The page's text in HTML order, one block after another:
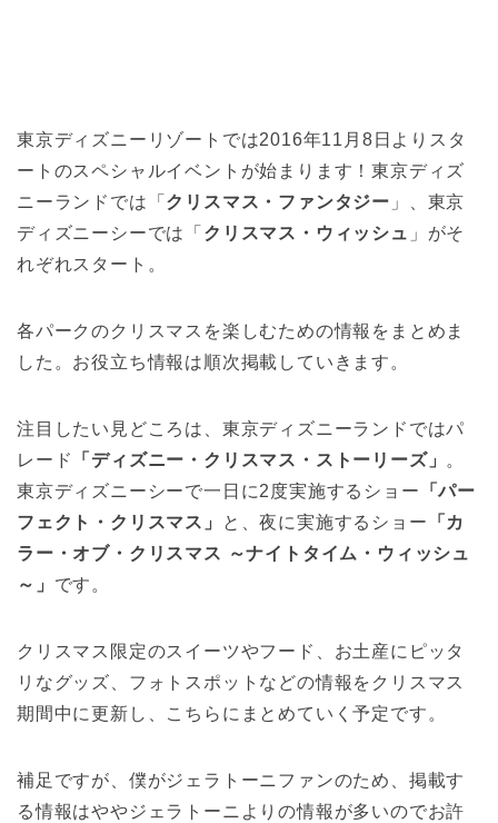
東京ディズニーリゾートでは2016年11月8日よりスタ
ートのスペシャルイベントが始まります！東京ディズ
ニーランドでは「 クリスマス・ファンタジー 」、東京
ディズニーシーでは「 クリスマス・ウィッシュ 」がそ
れぞれスタート。
各パークのクリスマスを楽しむための情報をまとめま
した。お役立ち情報は順次掲載していきます。
注目したい見どころは、東京ディズニーランドではパ
レード
「ディズニー・クリスマス・ストーリーズ」 。
東京ディズニーシーで一日に2度実施するショー 「パー
フェクト・クリスマス」
と、夜に実施するショー 「カ
ラー・オブ・クリスマス ～ナイトタイム・ウィッシュ
～」 です。
クリスマス限定のスイーツやフード、お土産にピッタ
リなグッズ、フォトスポットなどの情報をクリスマス
期間中に更新し、こちらにまとめていく予定です。
補足ですが、僕がジェラトーニファンのため、掲載す
る情報はややジェラトーニよりの情報が多いのでお許